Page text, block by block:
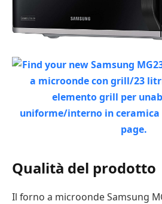
Qualità del prodotto
Il forno a microonde Samsung